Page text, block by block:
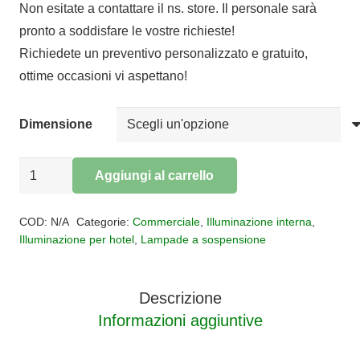
prezzo:
da
€279,62
a
€319,80
Non esitate a contattare il ns. store. Il personale sarà
pronto a soddisfare le vostre richieste!
Richiedete un preventivo personalizzato e gratuito,
ottime occasioni vi aspettano!
Dimensione
Sospensione
quantità
Aggiungi al carrello
COD: N/A Categorie: Commerciale, Illuminazione interna
Illuminazione per hotel Lampade a sospensione
Descrizione
Informazioni aggiuntive